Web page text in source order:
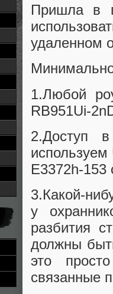
Пришла в
удаленном
1.Любой
RB951Ui-
2.Доступ
E3372h-
3.Какой-
у
разбития
должны
это
связанные